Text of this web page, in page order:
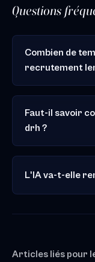
Questions
Combien de
recrutement
Faut-il savoir
drh ?
L'IA va-t-elle
Articles liés pour